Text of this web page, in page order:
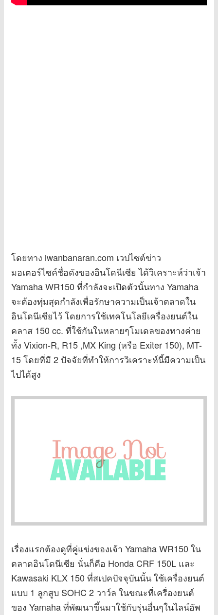
โดยทาง iwanbanaran.com เวปไซต์ข่าว
มอเตอร์ไซค์ชื่อดังของอินโดนีเซีย ได้วิเคราะห์ว่าเจ้า
Yamaha WR150 ที่กำลังจะเปิดตัวนั้นทาง Yamaha
จะต้องทุ่มสุดกำลังเพื่อรักษาความเป็นเจ้าตลาดใน
อินโดนีเซียไว้ โดยการใช้เทคโนโลยีเครื่องยนต์ใน
คลาส 150 cc. ที่ใช้กันในหลายๆโมเดลของทางค่าย
ทั้ง Vixion-R, R15 ,MX King (หรือ Exiter 150), MT-
15 โดยที่มี 2 ปัจจัยที่ทำให้การวิเคราะห์นี้มีความเป็น
ไปได้สูง
เรื่องแรกต้องดูที่คู่แข่งของเจ้า Yamaha WR150 ใน
ตลาดอินโดนีเซีย นั่นก็คือ Honda CRF 150L และ
Kawasaki KLX 150 ที่สเปคปัจจุบันนั้น ใช้เครื่องยนต์
แบบ 1 ลูกสูบ SOHC 2 วาว์ล ในขณะที่เครื่องยนต์
ของ Yamaha ที่พัฒนาขึ้นมาใช้กับรุ่นอื่นๆในไลน์อัพ